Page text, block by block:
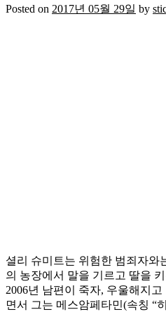
Posted on 2017년 05월 29일 by
셜리 슈미트는 위험한 범죄자와
의 농장에서 말을 기르고 딸을
2006년 남편이 죽자, 우울해지
면서 그는 메스암페타민(속칭 “